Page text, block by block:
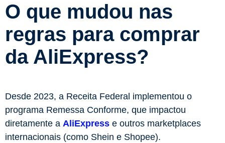
O que mudou nas
regras para comprar
da AliExpress?
Desde 2023, a Receita Federal implementou o
programa Remessa Conforme, que impactou
diretamente a AliExpress e outros marketplaces
internacionais (como Shein e Shopee).